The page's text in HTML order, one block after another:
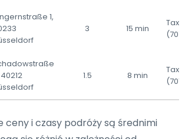
1,
3 15 min
Taxi
40212
1.5 8 min
Taxi
(701)
ceny i czasy podróży są średnimi